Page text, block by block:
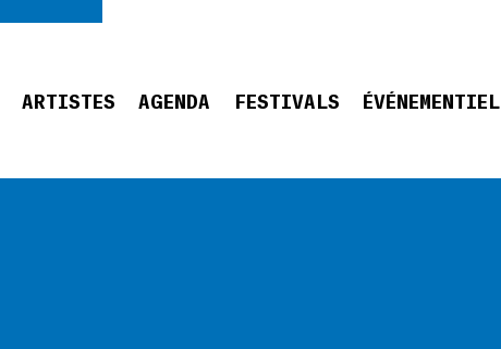
ARTISTES AGENDA FESTIVALS ÉVÉNEMENTIEL